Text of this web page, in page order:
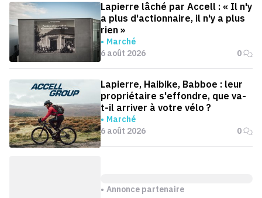
Lapierre lâché par Accell : « Il n'y
a plus d'actionnaire, il n'y a plus
rien »
Marché
6 août 2026
0
Lapierre, Haibike, Babboe : leur
propriétaire s'effondre, que va-
t-il arriver à votre vélo ?
Marché
6 août 2026
0
Annonce partenaire